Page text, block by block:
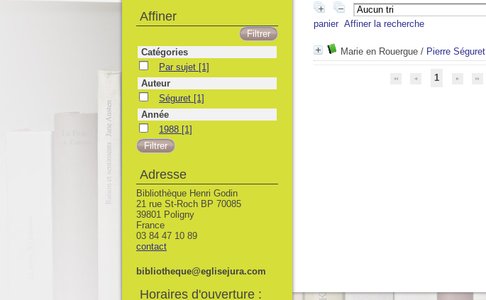
panier Affiner la recherche
Marie en Rouergue / Pierre Séguret
1
Affiner
Catégories
Par sujetPar sujet [1]
Auteur
SéguretSéguret [1]
Année
1988 1988 [1]
Adresse
Bibliothèque Henri Godin
21 rue St-Roch BP 70085
39801 Poligny
France
03 84 47 10 89
contact
bibliotheque@eglisejura.com
Horaires d'ouverture :